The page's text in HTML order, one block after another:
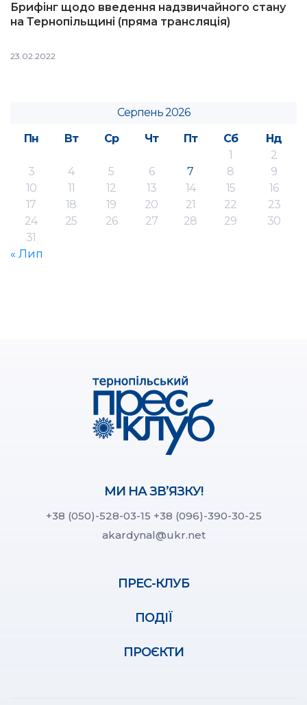
Брифінг щодо введення надзвичайного стану
на Тернопільщині (пряма трансляція)
23.02.2022
Серпень 2026
Пн
Вт Ср Чт Пт Сб
Нд
1
2
3
4 5 6 7 8
9
10
11 12 13 14 15
16
17
18 19 20 21 22
23
24
25 26 27 28 29
30
31
« Лип
МИ НА ЗВ’ЯЗКУ!
+38 (050)-528-03-15 +38 (096)-390-30-25
akardynal@ukr.net
ПРЕС-КЛУБ
ПОДІЇ
ПРОЄКТИ